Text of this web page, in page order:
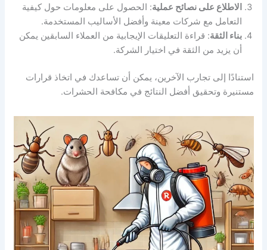
الاطلاع على نصائح عملية: الحصول على معلومات حول كيفية
التعامل مع شركات معينة وأفضل الأساليب المستخدمة.
بناء الثقة: قراءة التعليقات الإيجابية من العملاء السابقين يمكن
أن يزيد من الثقة في اختيار الشركة.
استنادًا إلى تجارب الآخرين، يمكن أن تساعدك في اتخاذ قرارات
مستنيرة وتحقيق أفضل النتائج في مكافحة الحشرات.